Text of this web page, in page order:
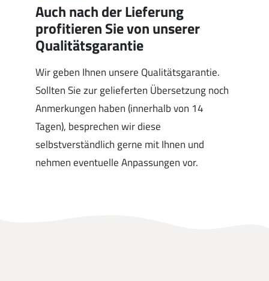
Auch nach der Lieferung
profitieren Sie von unserer
Qualitätsgarantie
Wir geben Ihnen unsere Qualitätsgarantie.
Sollten Sie zur gelieferten Übersetzung noch
Anmerkungen haben (innerhalb von 14
Tagen), besprechen wir diese
selbstverständlich gerne mit Ihnen und
nehmen eventuelle Anpassungen vor.